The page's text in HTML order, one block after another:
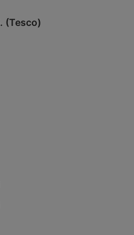
(Tesco)